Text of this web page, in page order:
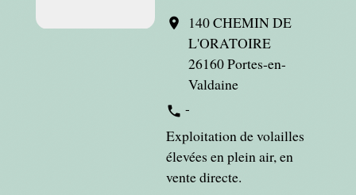
location_on
140 CHEMIN DE
L'ORATOIRE
26160 Portes-en-
Valdaine
phone -
Exploitation de volailles
élevées en plein air, en
vente directe.